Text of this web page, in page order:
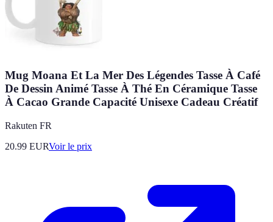
Mug Moana Et La Mer Des Légendes Tasse À Café
De Dessin Animé Tasse À Thé En Céramique Tasse
À Cacao Grande Capacité Unisexe Cadeau Créatif
Rakuten FR
20.99 EURVoir le prix